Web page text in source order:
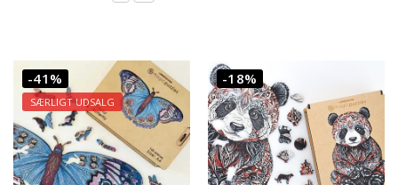
-41%
SÆRLIGT UDSALG
-18%